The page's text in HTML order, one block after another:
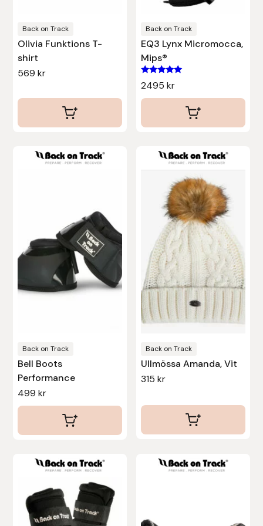
Back on Track
Olivia Funktions T-
shirt
569kr
produktsidan
Back on Track
EQ3 Lynx Micromocca,
Mips®
Betygsatt
5.00
2495 kr
produktsidan
Back on Track
Bell Boots
Performance
499kr
varianter.
De
alternativen
produktsidan
Back on Track
Ullmössa Amanda, Vit
315 kr
produkten
har
Heller
Hesta Gallery
Horse Guard
Iceland Pet
Islandshästspecialisten
Islensk.is
Källquist Equestrian
Karlslund
Kidka of Iceland
Klisterdekaler.se
Knights
Ky Rotary Bit